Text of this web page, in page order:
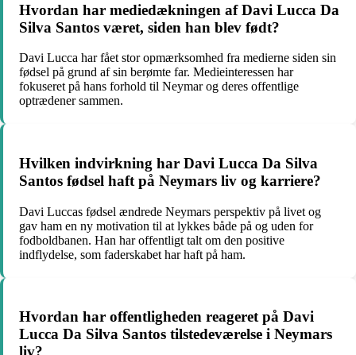
Hvordan har mediedækningen af Davi Lucca Da
Silva Santos været, siden han blev født?
Davi Lucca har fået stor opmærksomhed fra medierne siden sin
fødsel på grund af sin berømte far. Medieinteressen har
fokuseret på hans forhold til Neymar og deres offentlige
optrædener sammen.
Hvilken indvirkning har Davi Lucca Da Silva
Santos fødsel haft på Neymars liv og karriere?
Davi Luccas fødsel ændrede Neymars perspektiv på livet og
gav ham en ny motivation til at lykkes både på og uden for
fodboldbanen. Han har offentligt talt om den positive
indflydelse, som faderskabet har haft på ham.
Hvordan har offentligheden reageret på Davi
Lucca Da Silva Santos tilstedeværelse i Neymars